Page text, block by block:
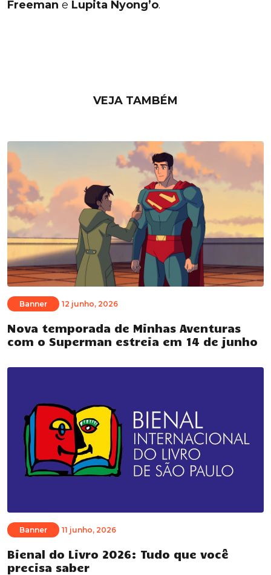
Freeman e Lupita Nyong’o.
VEJA TAMBÉM
Banner 12 junho, 2026
Nova temporada de Minhas Aventuras
com o Superman estreia em 14 de junho
Banner 11 junho, 2026
Bienal do Livro 2026: Tudo que você
precisa saber